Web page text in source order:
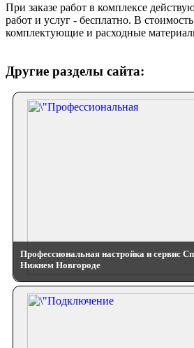
При заказе работ в комплексе
работ и услуг - бесплатно. В
комплектующие и расходные
Другие разделы сайта:
Профессиональная настройка и сервис
Нижнем Новгороде